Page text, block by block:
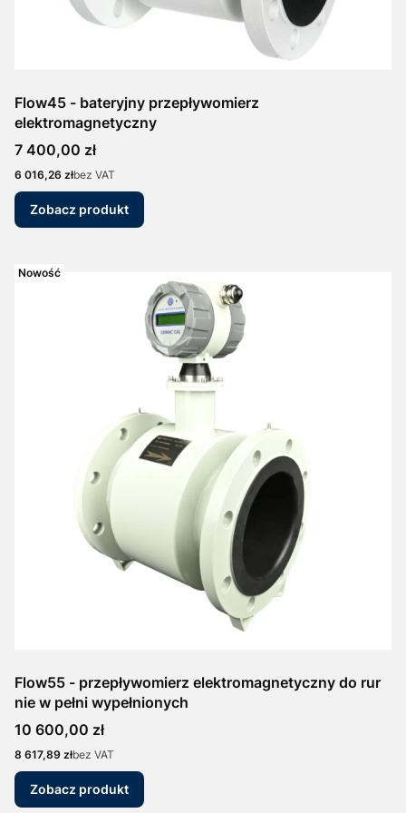
Flow45 - bateryjny przepływomierz
elektromagnetyczny
Cena
7 400,00 zł
Cena
6 016,26 złbez VAT
Zobacz produkt
Nowość
Flow55 - przepływomierz elektromagnetyczny do rur
nie w pełni wypełnionych
Cena
10 600,00 zł
Cena
8 617,89 złbez VAT
Zobacz produkt